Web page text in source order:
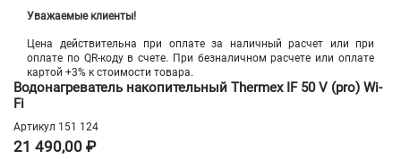
Уважаемые клиенты!
Цена действительна при оплате за наличный расчет или при
оплате по QR-коду в счете. При безналичном расчете или оплате
картой +3% к стоимости товара.
Водонагреватель накопительный Thermex IF 50 V (pro) Wi-
Fi
Артикул 151 124
21 490,00 ₽